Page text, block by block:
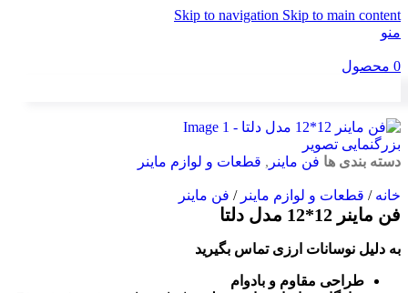
Skip to navigation Skip to main content
منو
0 محصول
بزرگنمایی تصویر
دسته بندی ها فن ماینر , قطعات و لوازم ماینر
خانه/ قطعات و لوازم ماینر/ فن ماینر
فن ماینر 12*12 مدل دلتا
به دلیل نوسانات ارزی تماس بگیرید
طراحی مقاوم و بادوام